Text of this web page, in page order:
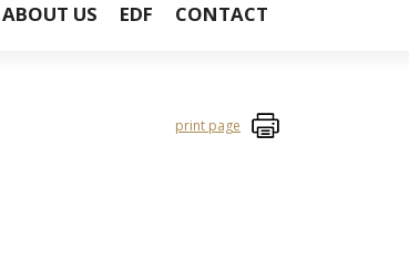
ABOUT US EDF CONTACT
print page